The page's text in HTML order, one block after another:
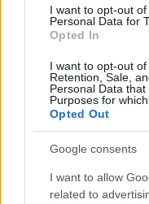
I want to opt-out
Personal Data for
Opted In
I want to opt-out of
Retention, Sale,
Personal Data
Purposes for
Opted Out
Google consents
I want to allow
related to